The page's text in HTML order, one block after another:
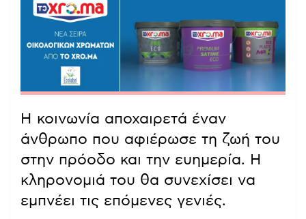
Η κοινωνία αποχαιρετά έναν
άνθρωπο που αφιέρωσε τη ζωή του
στην πρόοδο και την ευημερία. Η
κληρονομιά του θα συνεχίσει να
εμπνέει τις επόμενες γενιές.